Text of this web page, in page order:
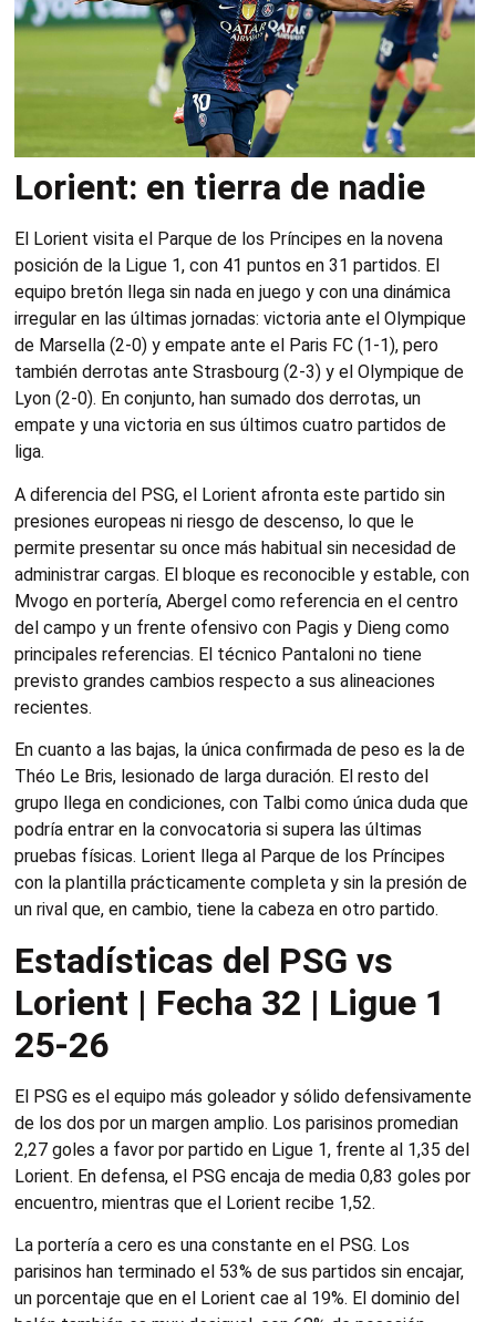
Lorient: en tierra de nadie
El Lorient visita el Parque de los Príncipes en la novena
posición de la Ligue 1, con 41 puntos en 31 partidos. El
equipo bretón llega sin nada en juego y con una dinámica
irregular en las últimas jornadas: victoria ante el Olympique
de Marsella (2-0) y empate ante el Paris FC (1-1), pero
también derrotas ante Strasbourg (2-3) y el Olympique de
Lyon (2-0). En conjunto, han sumado dos derrotas, un
empate y una victoria en sus últimos cuatro partidos de
liga.
A diferencia del PSG, el Lorient afronta este partido sin
presiones europeas ni riesgo de descenso, lo que le
permite presentar su once más habitual sin necesidad de
administrar cargas. El bloque es reconocible y estable, con
Mvogo en portería, Abergel como referencia en el centro
del campo y un frente ofensivo con Pagis y Dieng como
principales referencias. El técnico Pantaloni no tiene
previsto grandes cambios respecto a sus alineaciones
recientes.
En cuanto a las bajas, la única confirmada de peso es la de
Théo Le Bris, lesionado de larga duración. El resto del
grupo llega en condiciones, con Talbi como única duda que
podría entrar en la convocatoria si supera las últimas
pruebas físicas. Lorient llega al Parque de los Príncipes
con la plantilla prácticamente completa y sin la presión de
un rival que, en cambio, tiene la cabeza en otro partido.
Estadísticas del PSG vs
Lorient | Fecha 32 | Ligue 1
25-26
El PSG es el equipo más goleador y sólido defensivamente
de los dos por un margen amplio. Los parisinos promedian
2,27 goles a favor por partido en Ligue 1, frente al 1,35 del
Lorient. En defensa, el PSG encaja de media 0,83 goles por
encuentro, mientras que el Lorient recibe 1,52.
La portería a cero es una constante en el PSG. Los
parisinos han terminado el 53% de sus partidos sin encajar,
un porcentaje que en el Lorient cae al 19%. El dominio del